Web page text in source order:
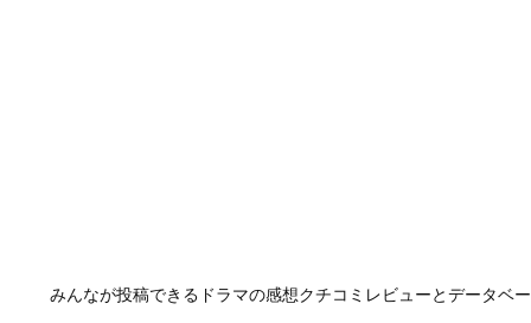
みんなが投稿できるドラマの感想クチコミレビューとデータベ